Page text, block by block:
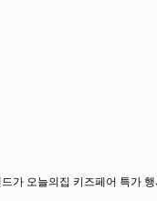
가 오늘의집 키즈페어 특가